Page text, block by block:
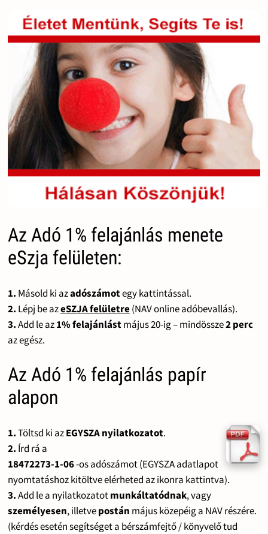
Az Adó 1% felajánlás menete
eSzja felületen:
1. Másold ki azadószámotegy kattintással.
2. Lépj be azeSZJA felületre(NAV online adóbevallás).
3.Add le az1% felajánlástmájus 20-ig – mindössze2 perc
az egész.
Az Adó 1% felajánlás papír
alapon
1.Töltsd ki azEGYSZA nyilatkozatot.
2. Írd rá a
18472273-1-06-os adószámot (EGYSZA adatlapot
nyomtatáshoz kitöltve elérheted az ikonra kattintva).
3.Add le a nyilatkozatotmunkáltatódnak, vagy
személyesen, illetvepostán május közepéig a NAV részére.
(kérdés esetén segítséget a bérszámfejtő / könyvelő tud